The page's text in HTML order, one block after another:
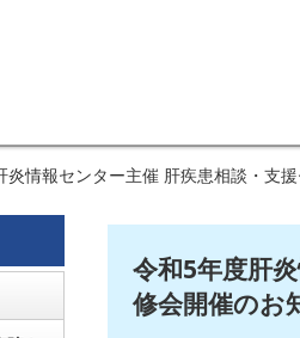
炎情報センター主催 肝疾患相談・支
令和5年度肝
修会開催のお